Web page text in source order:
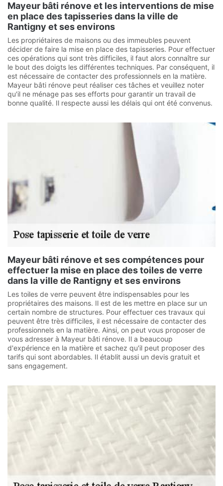
Mayeur bâti rénove et les interventions de mise
en place des tapisseries dans la ville de
Rantigny et ses environs
Les propriétaires de maisons ou des immeubles peuvent
décider de faire la mise en place des tapisseries. Pour effectuer
ces opérations qui sont très difficiles, il faut alors connaître sur
le bout des doigts les différentes techniques. Par conséquent, il
est nécessaire de contacter des professionnels en la matière.
Mayeur bâti rénove peut réaliser ces tâches et veuillez noter
qu'il ne ménage pas ses efforts pour garantir un travail de
bonne qualité. Il respecte aussi les délais qui ont été convenus.
Mayeur bâti rénove et ses compétences pour
effectuer la mise en place des toiles de verre
dans la ville de Rantigny et ses environs
Les toiles de verre peuvent être indispensables pour les
propriétaires des maisons. Il est de les mettre en place sur un
certain nombre de structures. Pour effectuer ces travaux qui
peuvent être très difficiles, il est nécessaire de contacter des
professionnels en la matière. Ainsi, on peut vous proposer de
vous adresser à Mayeur bâti rénove. Il a beaucoup
d'expérience en la matière et sachez qu'il peut proposer des
tarifs qui sont abordables. Il établit aussi un devis gratuit et
sans engagement.